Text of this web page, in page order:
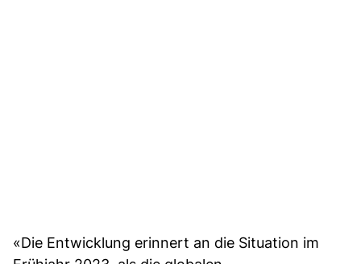
«Die Entwicklung erinnert an die Situation im